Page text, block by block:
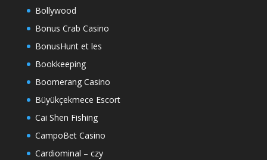
Bollywood
Bonus Crab Casino
BonusHunt et les
Bookkeeping
Boomerang Casino
Büyükçekmece Escort
Cai Shen Fishing
CampoBet Casino
Cardiominal – czy